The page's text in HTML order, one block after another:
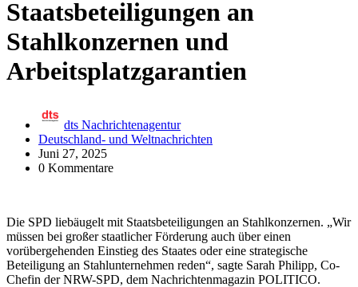
Staatsbeteiligungen an
Stahlkonzernen und
Arbeitsplatzgarantien
dts Nachrichtenagentur
Deutschland- und Weltnachrichten
Juni 27, 2025
0 Kommentare
Die SPD liebäugelt mit Staatsbeteiligungen an Stahlkonzernen. „Wir
müssen bei großer staatlicher Förderung auch über einen
vorübergehenden Einstieg des Staates oder eine strategische
Beteiligung an Stahlunternehmen reden“, sagte Sarah Philipp, Co-
Chefin der NRW-SPD, dem Nachrichtenmagazin POLITICO.